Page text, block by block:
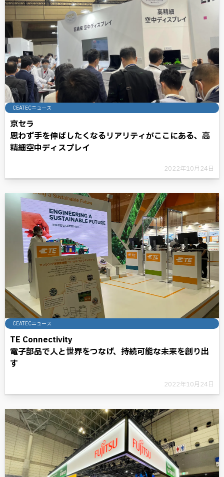
CEATECニュース
京セラ
思わず手を伸ばしたくなるリアリティがここにある、高
精細空中ディスプレイ
2022年10月24日
CEATECニュース
TE Connectivity
電子部品で人と世界をつなげ、持続可能な未来を創り出
す
2022年10月24日